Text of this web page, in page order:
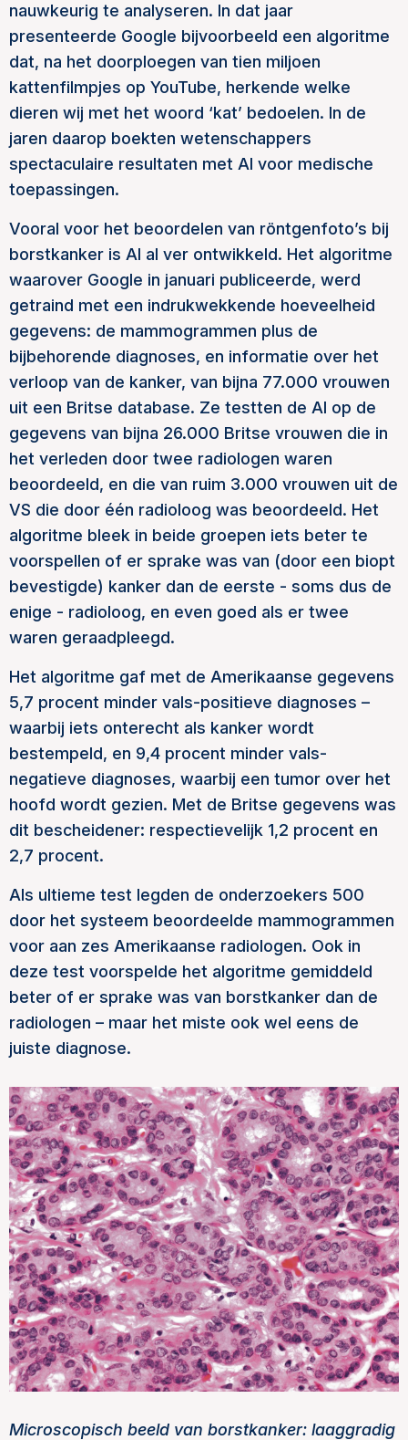
nauwkeurig te analyseren. In dat jaar
presenteerde Google bijvoorbeeld een algoritme
dat, na het doorploegen van tien miljoen
kattenfilmpjes op YouTube, herkende welke
dieren wij met het woord ‘kat’ bedoelen. In de
jaren daarop boekten wetenschappers
spectaculaire resultaten met AI voor medische
toepassingen.
Vooral voor het beoordelen van röntgenfoto’s bij
borstkanker is AI al ver ontwikkeld. Het algoritme
waarover Google in januari publiceerde, werd
getraind met een indrukwekkende hoeveelheid
gegevens: de mammogrammen plus de
bijbehorende diagnoses, en informatie over het
verloop van de kanker, van bijna 77.000 vrouwen
uit een Britse database. Ze testten de AI op de
gegevens van bijna 26.000 Britse vrouwen die in
het verleden door twee radiologen waren
beoordeeld, en die van ruim 3.000 vrouwen uit de
VS die door één radioloog was beoordeeld. Het
algoritme bleek in beide groepen iets beter te
voorspellen of er sprake was van (door een biopt
bevestigde) kanker dan de eerste - soms dus de
enige - radioloog, en even goed als er twee
waren geraadpleegd.
Het algoritme gaf met de Amerikaanse gegevens
5,7 procent minder vals-positieve diagnoses –
waarbij iets onterecht als kanker wordt
bestempeld, en 9,4 procent minder vals-
negatieve diagnoses, waarbij een tumor over het
hoofd wordt gezien. Met de Britse gegevens was
dit bescheidener: respectievelijk 1,2 procent en
2,7 procent.
Als ultieme test legden de onderzoekers 500
door het systeem beoordeelde mammogrammen
voor aan zes Amerikaanse radiologen. Ook in
deze test voorspelde het algoritme gemiddeld
beter of er sprake was van borstkanker dan de
radiologen – maar het miste ook wel eens de
juiste diagnose.
Microscopisch beeld van borstkanker: laaggradig